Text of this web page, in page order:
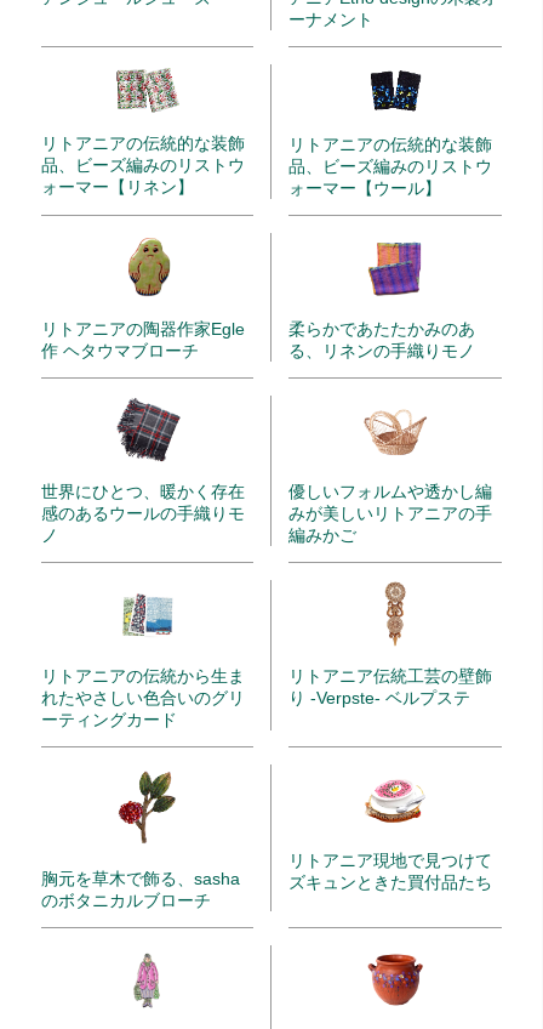
ーナメント
リトアニアの伝統的な装飾
品、ビーズ編みのリストウ
ォーマー【リネン】
リトアニアの伝統的な装飾
品、ビーズ編みのリストウ
ォーマー【ウール】
リトアニアの陶器作家Egle
作 ヘタウマブローチ
柔らかであたたかみのあ
る、リネンの手織りモノ
世界にひとつ、暖かく存在
感のあるウールの手織りモ
ノ
優しいフォルムや透かし編
みが美しいリトアニアの手
編みかご
リトアニアの伝統から生ま
れたやさしい色合いのグリ
ーティングカード
リトアニア伝統工芸の壁飾
り -Verpste- ベルプステ
胸元を草木で飾る、sasha
のボタニカルブローチ
リトアニア現地で見つけて
ズキュンときた買付品たち